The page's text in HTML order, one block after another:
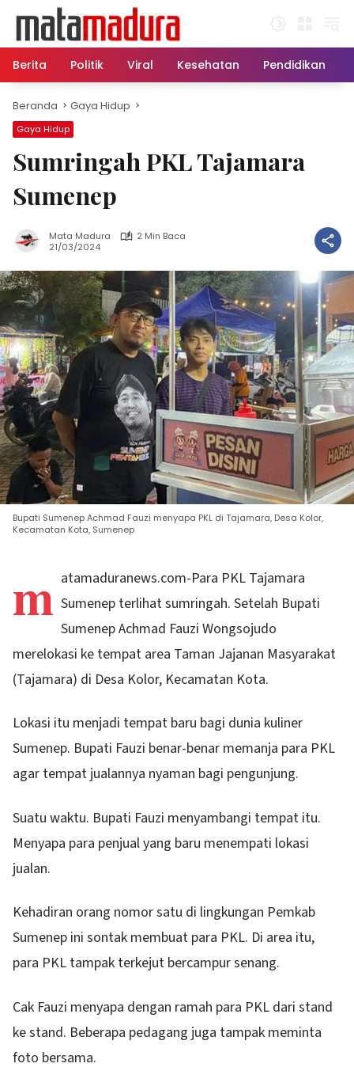
konten
Berita
Politik Viral Kesehatan Pendidikan
Beranda Gaya Hidup
Gaya Hidup
Sumringah PKL Tajamara
Sumenep
Mata Madura
2 Min Baca
21/03/2024
Bupati Sumenep Achmad Fauzi menyapa PKL di Tajamara, Desa Kolor,
Kecamatan Kota, Sumenep
m atamaduranews.com-Para PKL Tajamara
Sumenep terlihat sumringah. Setelah Bupati
Sumenep Achmad Fauzi Wongsojudo
merelokasi ke tempat area Taman Jajanan Masyarakat
(Tajamara) di Desa Kolor, Kecamatan Kota.
Lokasi itu menjadi tempat baru bagi dunia kuliner
Sumenep. Bupati Fauzi benar-benar memanja para PKL
agar tempat jualannya nyaman bagi pengunjung.
Suatu waktu. Bupati Fauzi menyambangi tempat itu.
Menyapa para penjual yang baru menempati lokasi
jualan.
Kehadiran orang nomor satu di lingkungan Pemkab
Sumenep ini sontak membuat para PKL. Di area itu,
para PKL tampak terkejut bercampur senang.
Cak Fauzi menyapa dengan ramah para PKL dari stand
ke stand. Beberapa pedagang juga tampak meminta
foto bersama.